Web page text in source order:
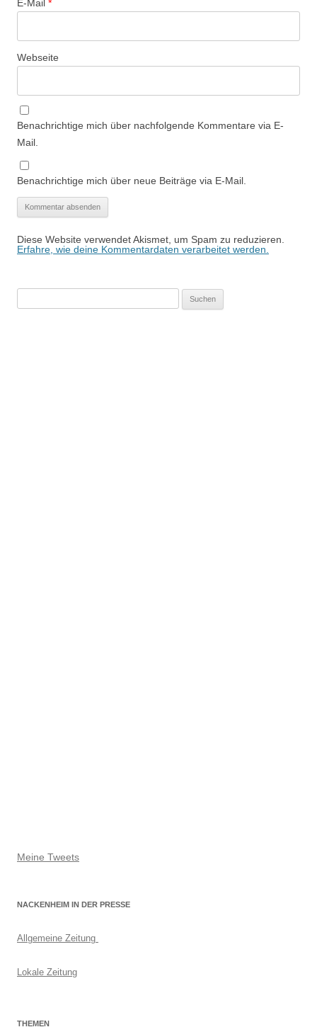
E-Mail *
Webseite
Benachrichtige mich über nachfolgende Kommentare via E-
Mail.
Benachrichtige mich über neue Beiträge via E-Mail.
Diese Website verwendet Akismet, um Spam zu reduzieren.
Erfahre, wie deine Kommentardaten verarbeitet werden.
Meine Tweets
NACKENHEIM IN DER PRESSE
Allgemeine Zeitung
Lokale Zeitung
THEMEN